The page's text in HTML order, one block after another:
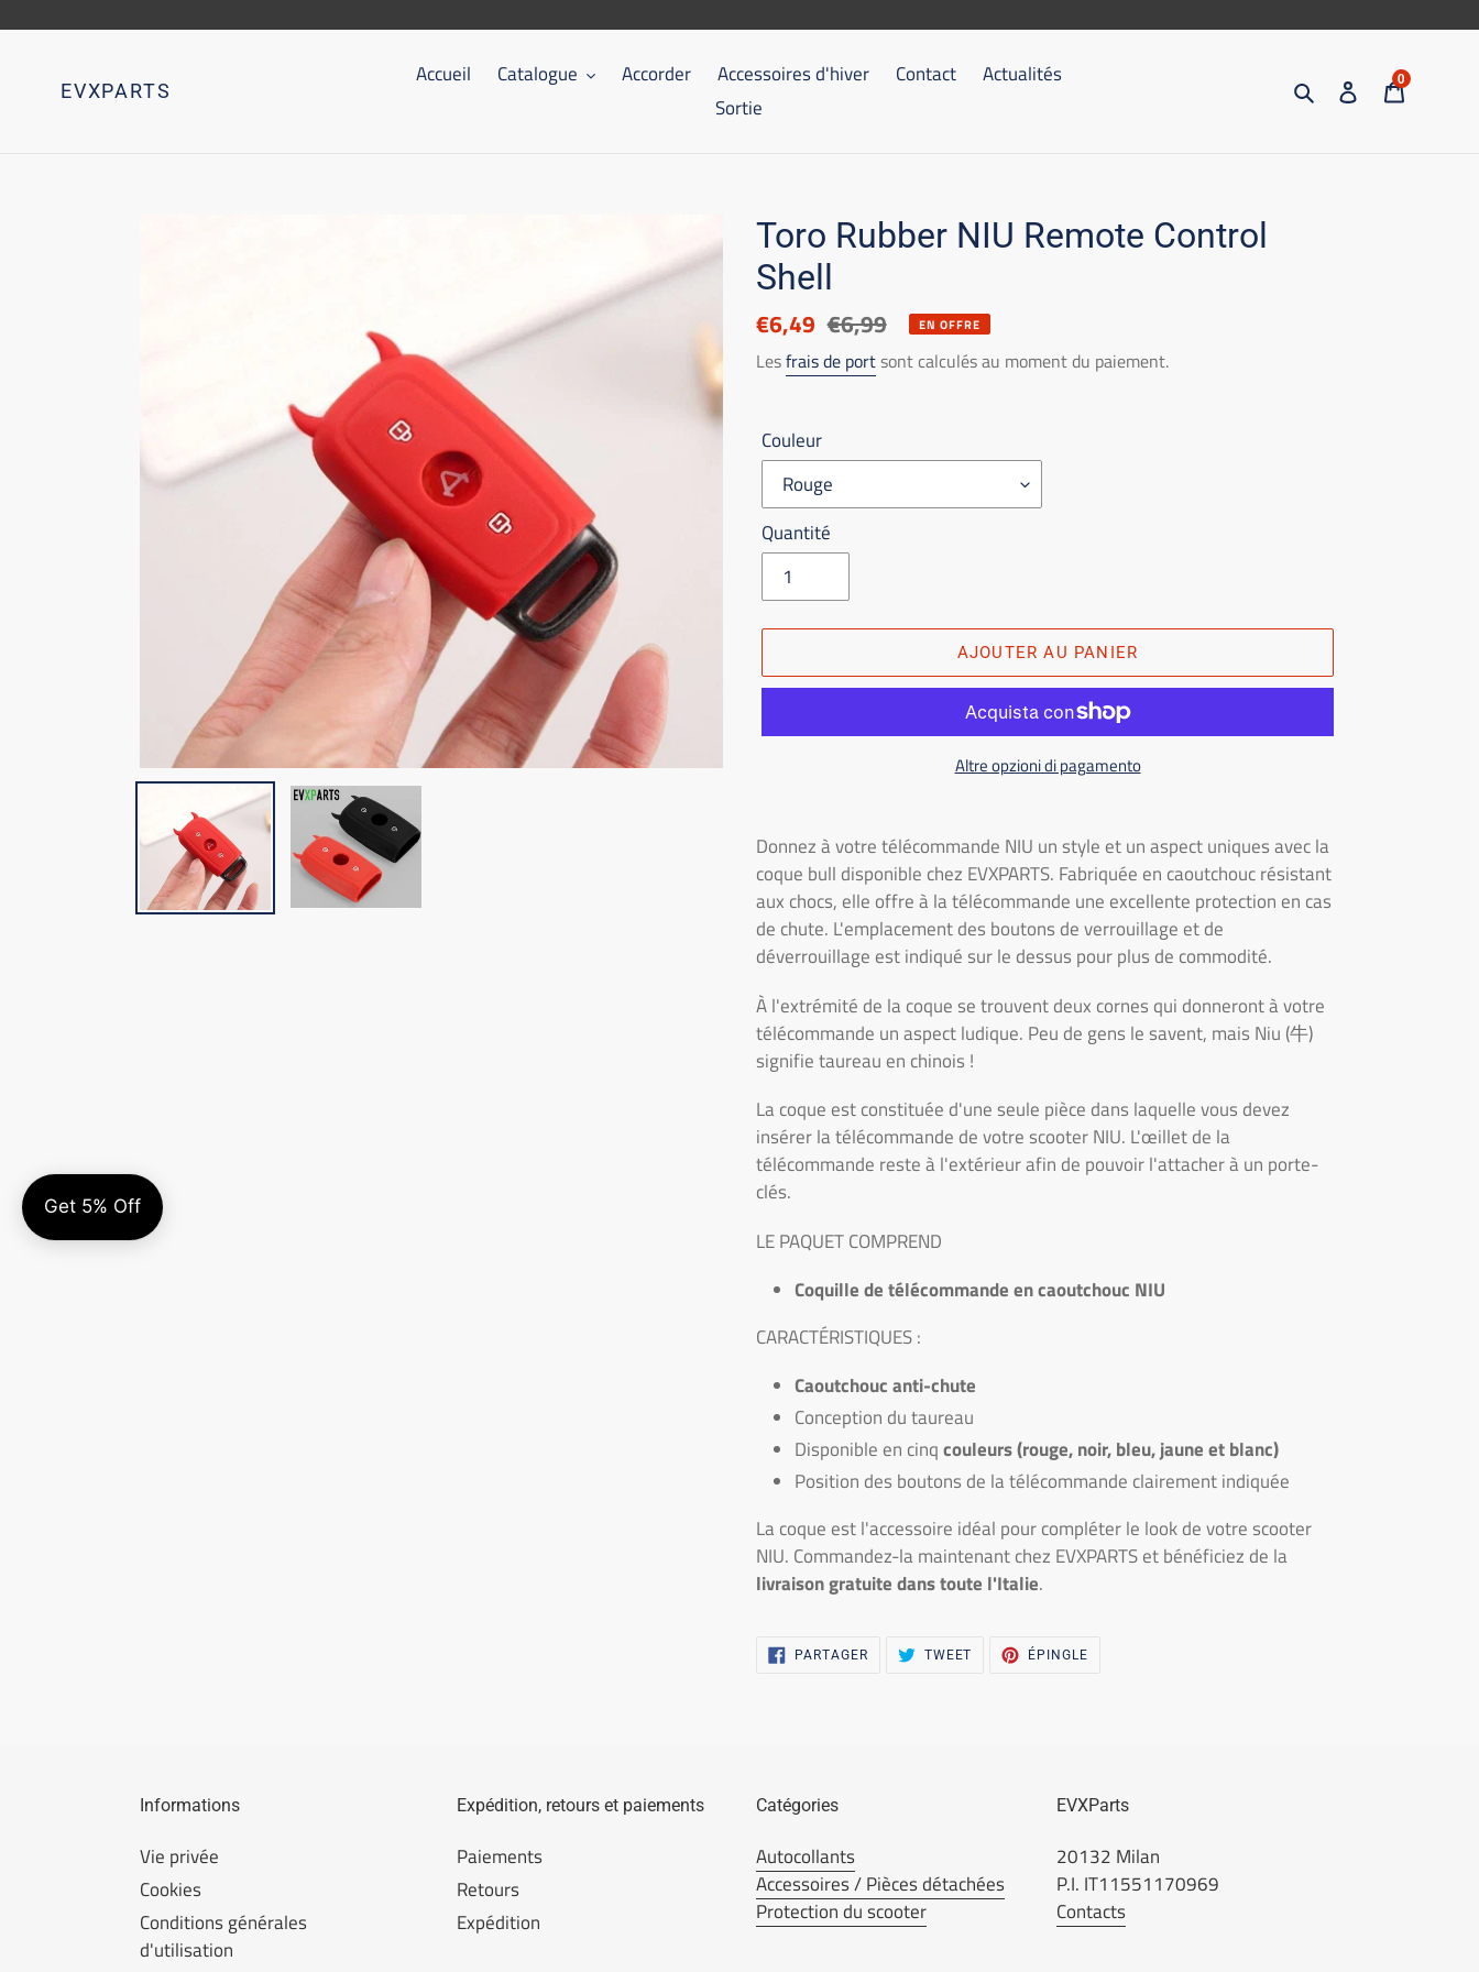
directement
contenuEVXPARTS
Accueil Catalogue Accorder Accessoires d'hiver Contact
Actualités
Sortie
Recherche
S'inscrireChariot
0
Toro Rubber NIU Remote Control
Shell
Prix
réduit
€6,49 Prix
de
€6,99 EN OFFRE
Lesfrais de portsont calculés au moment du paiement.
Couleur
Quantité
AJOUTER AU PANIER
Altre opzioni di pagamento
le
produit
dans
le
panier
Donnez à votre télécommande NIU un style et un aspect uniques avec la
coque bull disponible chez EVXPARTS. Fabriquée en caoutchouc résistant
aux chocs, elle offre à la télécommande une excellente protection en cas
de chute. L'emplacement des boutons de verrouillage et de
déverrouillage est indiqué sur le dessus pour plus de commodité.
À l'extrémité de la coque se trouvent deux cornes qui donneront à votre
télécommande un aspect ludique. Peu de gens le savent, mais Niu (牛)
signifie taureau en chinois !
La coque est constituée d'une seule pièce dans laquelle vous devez
insérer la télécommande de votre scooter NIU. L'œillet de la
télécommande reste à l'extérieur afin de pouvoir l'attacher à un porte-
clés.
LE PAQUET COMPREND
Coquille de télécommande en caoutchouc NIU
CARACTÉRISTIQUES :
Caoutchouc anti-chute
Conception du taureau
Disponible en cinqcouleurs (rouge, noir, bleu, jaune et blanc)
Position des boutons de la télécommande clairement indiquée
La coque est l'accessoire idéal pour compléter le look de votre scooter
NIU. Commandez-la maintenant chez EVXPARTS et bénéficiez de la
livraison gratuite dans toute l'Italie.
PARTAGERPARTAGER
SUR
TWEET TWEET
ÉPINGLE
Informations
Vie privée
Cookies
Conditions générales
d'utilisation
Expédition, retours et paiements
Paiements
Retours
Expédition
Catégories
Autocollants
Accessoires / Pièces détachées
Protection du scooter
EVXParts
20132 Milan
P.I. IT11551170969
Contacts